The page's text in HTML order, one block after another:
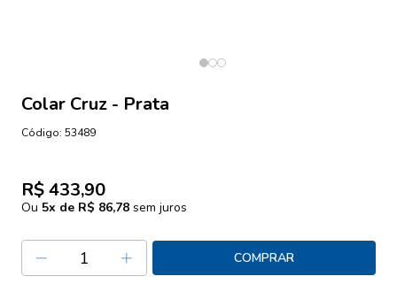
Colar Cruz - Prata
Código: 53489
R$ 433,90
Ou 5x de R$ 86,78 sem juros
COMPRAR